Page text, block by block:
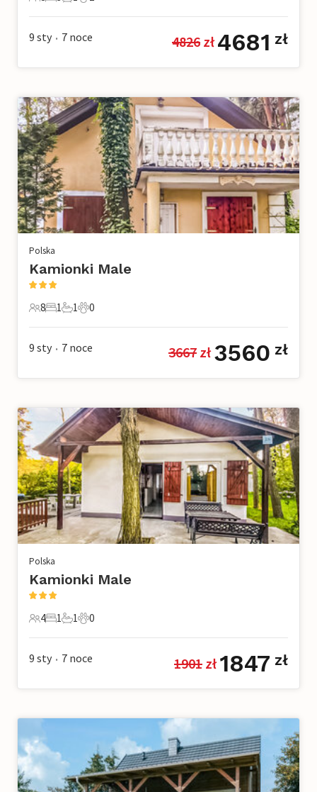
8 Goście
3 Sypialnie
1 Łazienka
2 Zwierzęta domowe
9 sty • 7 noce 4826 zł 4681 zł
Polska
Kamionki Male
8 Goście
8
1 Sypialnia
1
1 Łazienka
1
0 Zwierzęta domowe
0
9 sty • 7 noce 3667 zł 3560 zł
Polska
Kamionki Male
4 Goście
4
1 Sypialnia
1
1 Łazienka
1
0 Zwierzęta domowe
0
9 sty • 7 noce 1901 zł 1847 zł